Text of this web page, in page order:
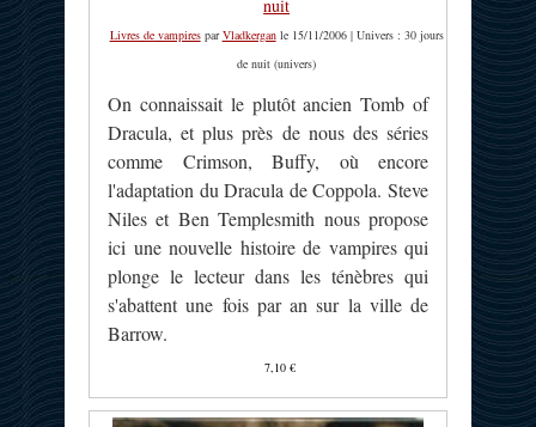
nuit
Livres de vampiresparVladkerganle 15/11/2006 | Univers : 30 jours
de nuit (univers)
On connaissait le plutôt ancien Tomb of
Dracula, et plus près de nous des séries
comme Crimson, Buffy, où encore
l'adaptation du Dracula de Coppola. Steve
Niles et Ben Templesmith nous propose
ici une nouvelle histoire de vampires qui
plonge le lecteur dans les ténèbres qui
s'abattent une fois par an sur la ville de
Barrow.
7,10 €